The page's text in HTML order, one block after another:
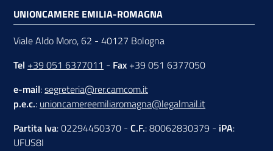
UNIONCAMERE EMILIA-ROMAGNA
Viale Aldo Moro, 62 - 40127 Bologna
Tel +39 051 6377011 - Fax +39 051 6377050
e-mail:segreteria@rer.camcom.it
p.e.c.: unioncamereemiliaromagna@legalmail.it
Partita Iva: 02294450370 - C.F.: 80062830379 - iPA:
UFUS8I